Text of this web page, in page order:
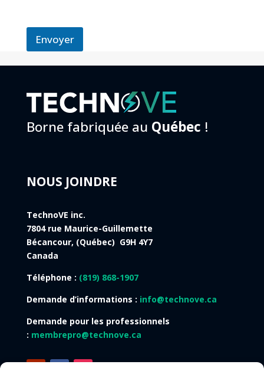
Envoyer
Borne fabriquée au Québec !
NOUS JOINDRE
TechnoVE inc.
7804 rue Maurice-Guillemette
Bécancour, (Québec) G9H 4Y7
Canada
Téléphone : (819) 868-1907
Demande d’informations : info@technove.ca
Demande pour les professionnels
: membrepro@technove.ca